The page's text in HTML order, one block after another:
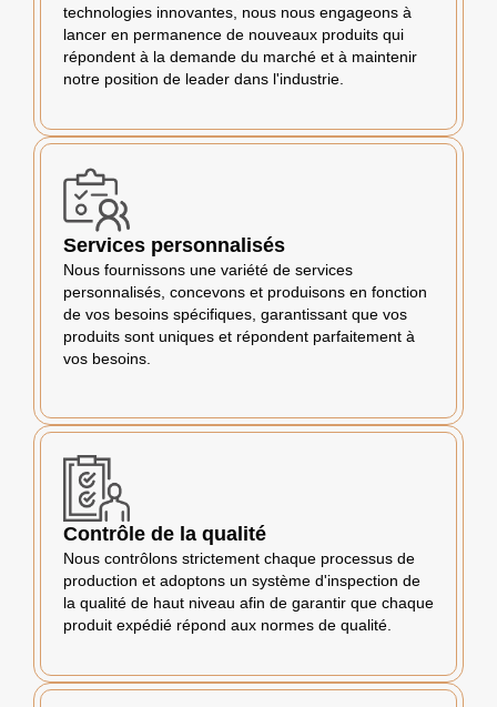
technologies innovantes, nous nous engageons à
lancer en permanence de nouveaux produits qui
répondent à la demande du marché et à maintenir
notre position de leader dans l'industrie.
Services personnalisés
Nous fournissons une variété de services
personnalisés, concevons et produisons en fonction
de vos besoins spécifiques, garantissant que vos
produits sont uniques et répondent parfaitement à
vos besoins.
Contrôle de la qualité
Nous contrôlons strictement chaque processus de
production et adoptons un système d'inspection de
la qualité de haut niveau afin de garantir que chaque
produit expédié répond aux normes de qualité.